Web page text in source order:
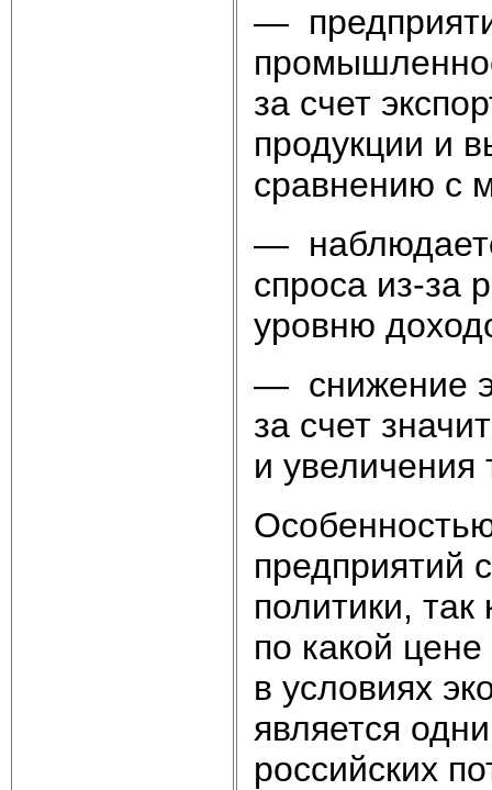
—
за счет
продукции и
сравнению с
—
спроса из-за
уровню
— снижение
за счет
и увеличения
предприятий
политики,
по какой
в условиях
является
российских